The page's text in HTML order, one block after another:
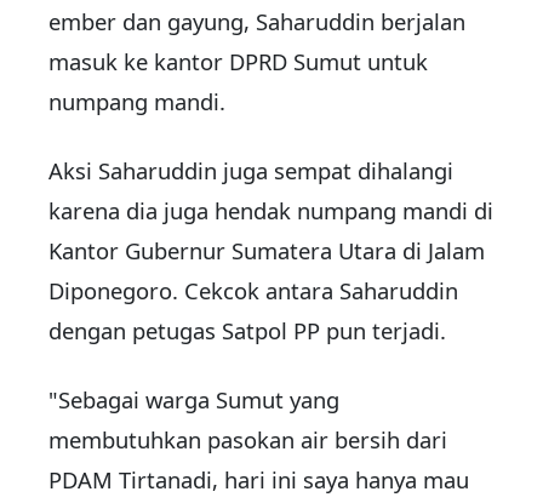
ember dan gayung, Saharuddin berjalan
masuk ke kantor DPRD Sumut untuk
numpang mandi.
Aksi Saharuddin juga sempat dihalangi
karena dia juga hendak numpang mandi di
Kantor Gubernur Sumatera Utara di Jalam
Diponegoro. Cekcok antara Saharuddin
dengan petugas Satpol PP pun terjadi.
"Sebagai warga Sumut yang
membutuhkan pasokan air bersih dari
PDAM Tirtanadi, hari ini saya hanya mau